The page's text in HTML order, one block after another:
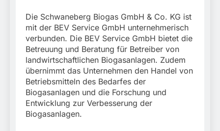
Die Schwaneberg Biogas GmbH & Co. KG ist
mit der BEV Service GmbH unternehmerisch
verbunden. Die BEV Service GmbH bietet die
Betreuung und Beratung für Betreiber von
landwirtschaftlichen Biogasanlagen. Zudem
übernimmt das Unternehmen den Handel von
Betriebsmitteln des Bedarfes der
Biogasanlagen und die Forschung und
Entwicklung zur Verbesserung der
Biogasanlagen.